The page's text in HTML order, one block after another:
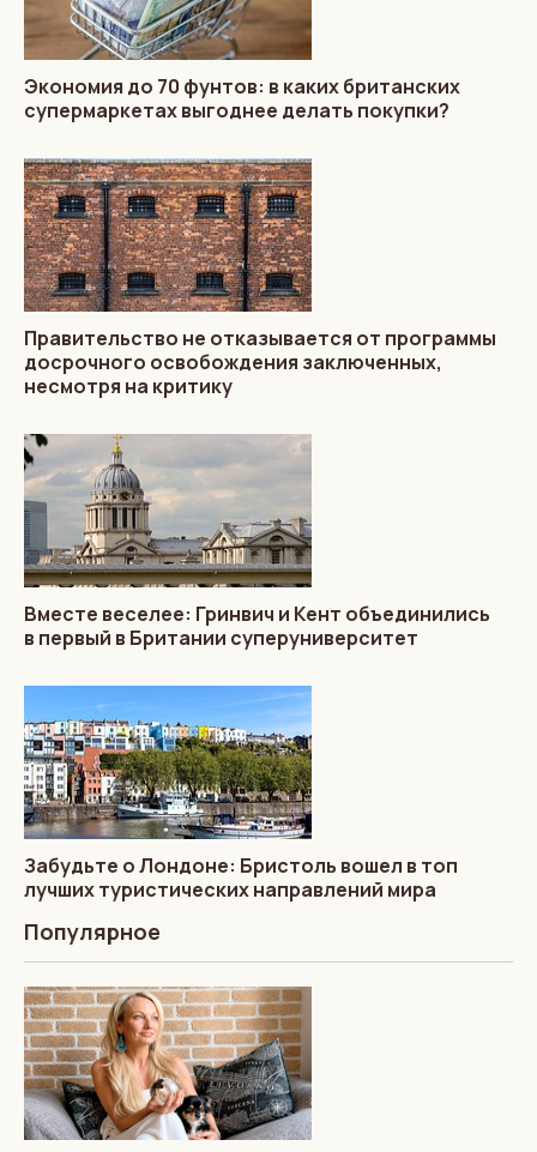
Экономия до 70 фунтов: в каких британских
супермаркетах выгоднее делать покупки?
Правительство не отказывается от программы
досрочного освобождения заключенных,
несмотря на критику
Вместе веселее: Гринвич и Кент объединились
в первый в Британии суперуниверситет
Забудьте о Лондоне: Бристоль вошел в топ
лучших туристических направлений мира
Популярное